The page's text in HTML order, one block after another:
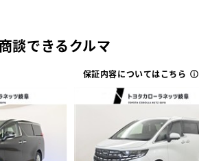
談できるクルマ
保証内容についてはこちら